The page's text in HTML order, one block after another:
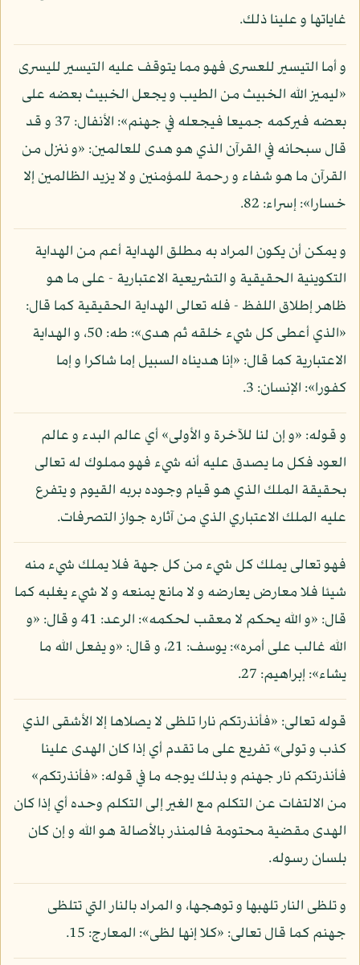
غاياتها و علينا ذلك.
و أما التيسير للعسرى فهو مما يتوقف عليه التيسير لليسرى
«ليميز الله الخبيث من الطيب و يجعل الخبيث بعضه على
بعضه فيركمه جميعا فيجعله في جهنم»: الأنفال: 37 و قد
قال سبحانه في القرآن الذي هو هدى للعالمين: «و ننزل من
القرآن ما هو شفاء و رحمة للمؤمنين و لا يزيد الظالمين إلا
خسارا»: إسراء: 82.
و يمكن أن يكون المراد به مطلق الهداية أعم من الهداية
التكوينية الحقيقية و التشريعية الاعتبارية - على ما هو
ظاهر إطلاق اللفظ - فله تعالى الهداية الحقيقية كما قال:
«الذي أعطى كل شيء خلقه ثم هدى»: طه: 50، و الهداية
الاعتبارية كما قال: «إنا هديناه السبيل إما شاكرا و إما
كفورا»: الإنسان: 3.
و قوله: «و إن لنا للآخرة و الأولى» أي عالم البدء و عالم
العود فكل ما يصدق عليه أنه شيء فهو مملوك له تعالى
بحقيقة الملك الذي هو قيام وجوده بربه القيوم و يتفرع
عليه الملك الاعتباري الذي من آثاره جواز التصرفات.
فهو تعالى يملك كل شيء من كل جهة فلا يملك شيء منه
شيئا فلا معارض يعارضه و لا مانع يمنعه و لا شيء يغلبه كما
قال: «و الله يحكم لا معقب لحكمه»: الرعد: 41 و قال: «و
الله غالب على أمره»: يوسف: 21، و قال: «و يفعل الله ما
يشاء»: إبراهيم: 27.
قوله تعالى: «فأنذرتكم نارا تلظى لا يصلاها إلا الأشقى الذي
كذب و تولى» تفريع على ما تقدم أي إذا كان الهدى علينا
فأنذرتكم نار جهنم و بذلك يوجه ما في قوله: «فأنذرتكم»
من الالتفات عن التكلم مع الغير إلى التكلم وحده أي إذا كان
الهدى مقضية محتومة فالمنذر بالأصالة هو الله و إن كان
بلسان رسوله.
و تلظى النار تلهبها و توهجها، و المراد بالنار التي تتلظى
جهنم كما قال تعالى: «كلا إنها لظى»: المعارج: 15.